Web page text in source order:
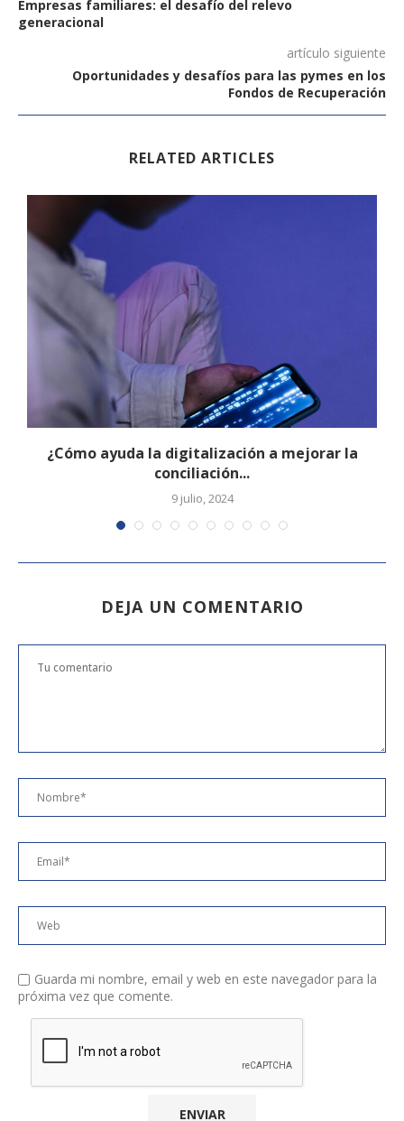
Empresas familiares: el desafío del relevo
generacional
artículo siguiente
Oportunidades y desafíos para las pymes en los
Fondos de Recuperación
RELATED ARTICLES
¿Cómo ayuda la digitalización a mejorar la
conciliación...
9 julio, 2024
DEJA UN COMENTARIO
Guarda mi nombre, email y web en este navegador para la
próxima vez que comente.